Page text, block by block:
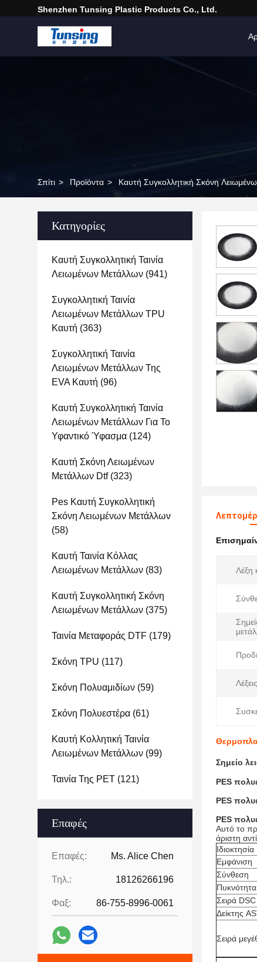
Shenzhen Tunsing Plastic Products Co., Ltd.
Σπίτι > Προϊόντα > Καυτή Συγκολλητική Σκόνη
Κατηγορίες
Καυτή Συγκολλητική Ταινία
Λειωμένων Μετάλλων (941)
Συγκολλητική Ταινία
Λειωμένων Μετάλλων TPU
Καυτή (363)
Συγκολλητική Ταινία
Λειωμένων Μετάλλων Της
EVA Καυτή (96)
Καυτή Συγκολλητική Ταινία
Λειωμένων Μετάλλων Για Το
Υφαντικό Ύφασμα (124)
Καυτή Σκόνη Λειωμένων
Μετάλλων Dtf(323)
Pes Καυτή Συγκολλητική
Σκόνη Λειωμένων Μετάλλων
(58)
Καυτή Ταινία Κόλλας
Λειωμένων Μετάλλων (83)
Καυτή Συγκολλητική Σκόνη
Λειωμένων Μετάλλων (375)
Ταινία Μεταφοράς DTF (179)
Σκόνη TPU (117)
Σκόνη Πολυαμιδίων (59)
Σκόνη Πολυεστέρα (61)
Καυτή Κολλητική Ταινία
Λειωμένων Μετάλλων (99)
Ταινία Της PET (121)
Επαφές
Επαφές: Ms. Alice Chen
Τηλ.: 18126266196
Φαξ: 86-755-8996-0061
Λέξη
Σημείο
PES
PES
PES
Αυτό το
άριστη
Ιδιοκτησία
Εμφάνιση
Σύνθεση
Πυκνότητα
Σειρά
Δείκτης
Σειρά